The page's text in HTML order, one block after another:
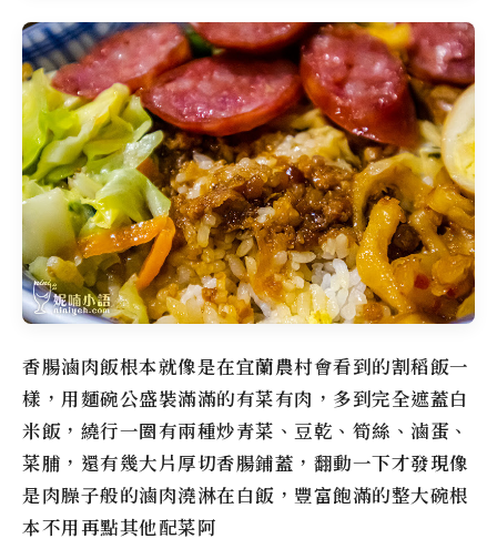
香腸滷肉飯根本就像是在宜蘭農村會看到的割稻飯一
樣，用麵碗公盛裝滿滿的有菜有肉，多到完全遮蓋白
米飯，繞行一圈有兩種炒青菜、豆乾、筍絲、滷蛋、
菜脯，還有幾大片厚切香腸鋪蓋，翻動一下才發現像
是肉臊子般的滷肉澆淋在白飯，豐富飽滿的整大碗根
本不用再點其他配菜阿